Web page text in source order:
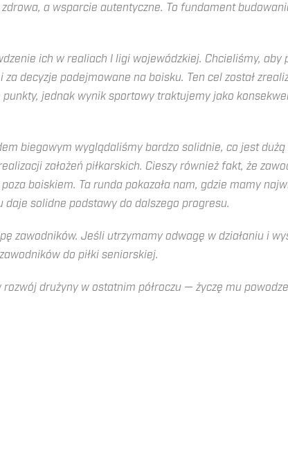
a wsparcie autentyczne. To fundament
ich w realiach I ligi wojewódzkiej. Chcieliśmy, aby
decyzje podejmowane na boisku. Ten cel został
jednak wynik sportowy traktujemy jako
biegowym wyglądaliśmy bardzo solidnie, co jest dużą
założeń piłkarskich. Cieszy również fakt, że
boiskiem. Ta runda pokazała nam, gdzie mamy
solidne podstawy do dalszego progresu.
zawodników. Jeśli utrzymamy odwagę w działaniu i
do piłki seniorskiej.
drużyny w ostatnim półroczu — życzę mu